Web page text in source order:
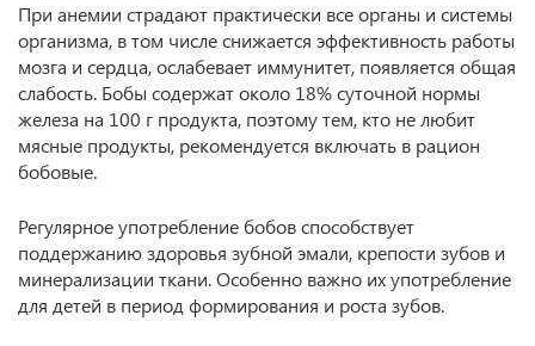
При анемии страдают практически все органы и системы
организма, в том числе снижается эффективность работы
мозга и сердца, ослабевает иммунитет, появляется общая
слабость. Бобы содержат около 18% суточной нормы
железа на 100 г продукта, поэтому тем, кто не любит
мясные продукты, рекомендуется включать в рацион
бобовые.
Регулярное употребление бобов способствует
поддержанию здоровья зубной эмали, крепости зубов и
минерализации ткани. Особенно важно их употребление
для детей в период формирования и роста зубов.